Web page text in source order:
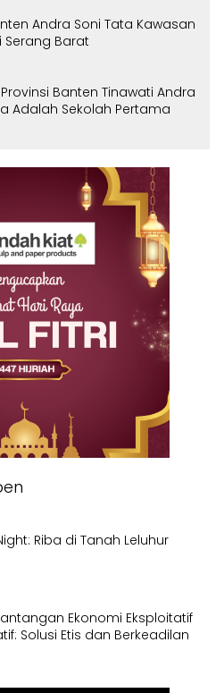
Andra Soni Tata Kawasan
Serang Barat
Provinsi Banten Tinawati Andra
Adalah Sekolah Pertama
Riba di Tanah Leluhur
Ekonomi Eksploitatif
Solusi Etis dan Berkeadilan